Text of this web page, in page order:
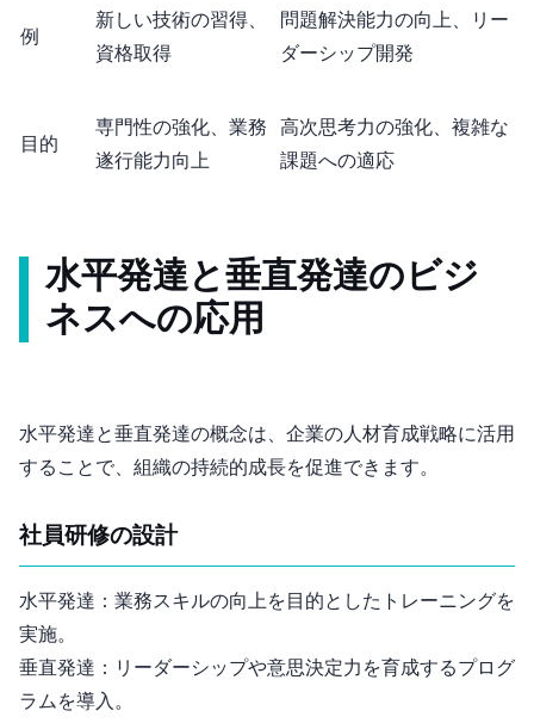
例
新しい技術の習得、
資格取得
問題解決能力の向上、リー
ダーシップ開発
目的
専門性の強化、業務
遂行能力向上
高次思考力の強化、複雑な
課題への適応
水平発達と垂直発達のビジ
ネスへの応用
水平発達と垂直発達の概念は、企業の人材育成戦略に活用
することで、組織の持続的成長を促進できます。
社員研修の設計
水平発達：業務スキルの向上を目的としたトレーニングを
実施。
垂直発達：リーダーシップや意思決定力を育成するプログ
ラムを導入。